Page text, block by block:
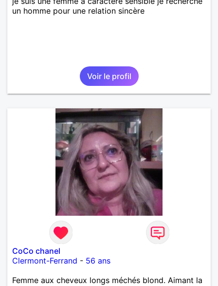
un homme pour une relation sincère
Voir le profil
CoCo chanel
Clermont-Ferrand - 56 ans
Femme aux cheveux longs méchés blond. Aimant la